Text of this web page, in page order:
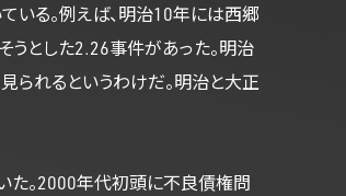
いる。例えば、明治10年には西郷
とした2.26事件があった。明治
られるというわけだ。明治と大正
た。2000年代初頭に不良債権問